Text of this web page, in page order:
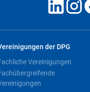
der DPG
Vereinigungen